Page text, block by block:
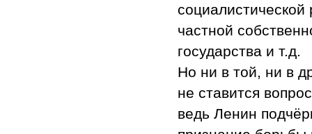
частной
государства и т.д.
Но ни в той, ни в
не ставится
ведь Ленин